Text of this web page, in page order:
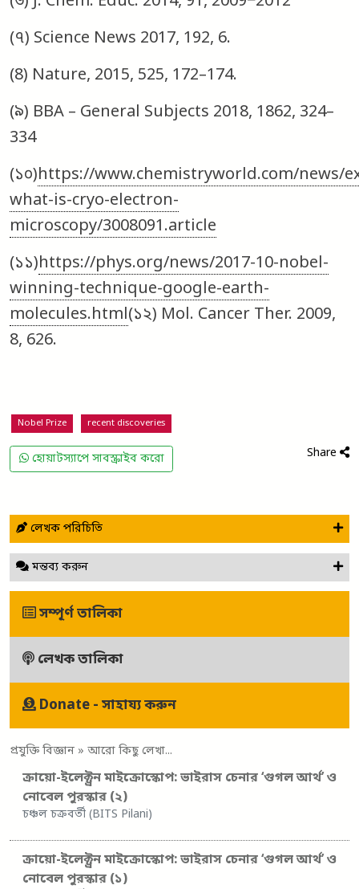
(৭) Science News 2017, 192, 6.
(8) Nature, 2015, 525, 172–174.
(৯) BBA – General Subjects 2018, 1862, 324–
334
(১০)https://www.chemistryworld.com/news/
what-is-cryo-electron-
microscopy/3008091.article
(১১)https://phys.org/news/2017-10-nobel-
winning-technique-google-earth-
molecules.html(১২) Mol. Cancer Ther. 2009,
8, 626.
Nobel Prize recent discoveries
হোয়াটস্যাপে সাবস্ক্রাইব করো Share
লেখক পরিচিতি
মন্তব্য করুন
সম্পূর্ণ তালিকা
লেখক তালিকা
Donate - সাহায্য করুন
প্রযুক্তি বিজ্ঞান » আরো কিছু লেখা...
ক্রায়ো-ইলেক্ট্রন মাইক্রোস্কোপ: ভাইরাস চেনার ‘গুগল আর্থ’ ও
নোবেল পুরস্কার (২)
চঞ্চল চক্রবর্তী (BITS Pilani)
ক্রায়ো-ইলেক্ট্রন মাইক্রোস্কোপ: ভাইরাস চেনার ‘গুগল আর্থ’ ও
নোবেল পুরস্কার (১)